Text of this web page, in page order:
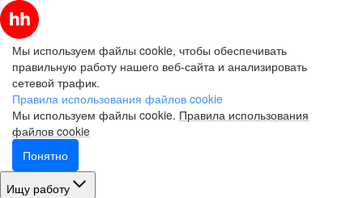
Мы используем файлы cookie, чтобы обеспечивать
правильную работу нашего веб-сайта и анализировать
сетевой трафик.
Правила использования файлов cookie
Мы используем файлы cookie. Правила использования
файлов cookie
Понятно
Ищу работу